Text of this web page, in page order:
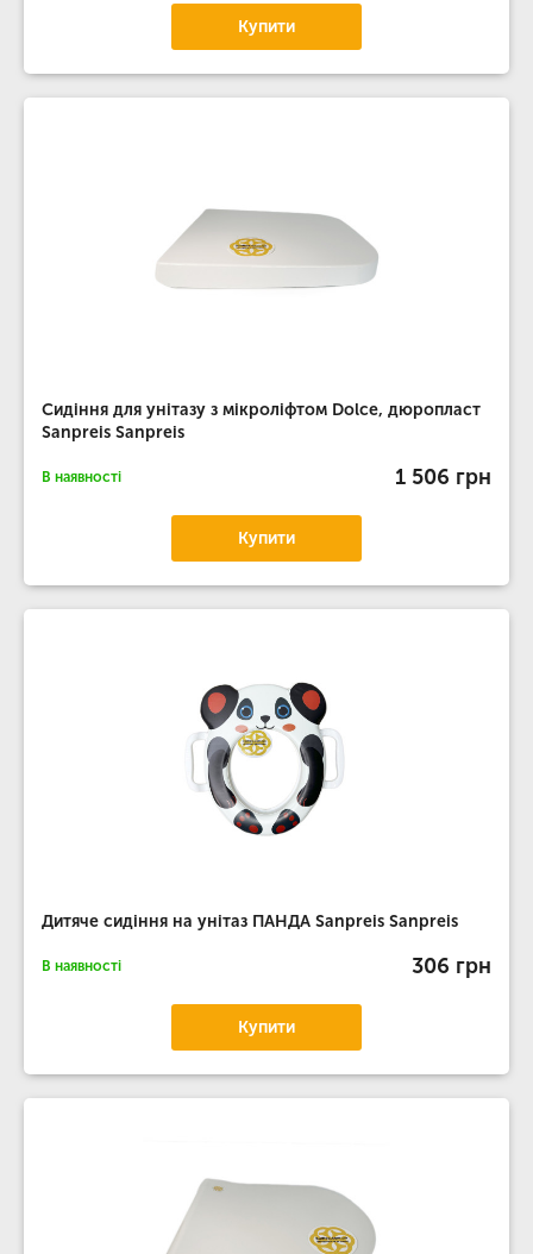
Купити
Сидіння для унітазу з мікроліфтом Dolce, дюропласт
Sanpreis Sanpreis
В наявності 1 506 грн
Купити
Дитяче сидіння на унітаз ПАНДА Sanpreis Sanpreis
В наявності 306 грн
Купити